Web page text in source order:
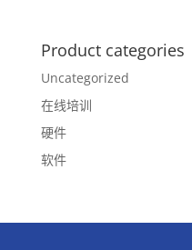
Product categories
Uncategorized
在线培训
硬件
软件